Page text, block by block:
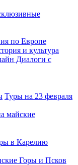
по Европе
и культура
Диалоги с
Туры на 23 февраля
майские
в Карелию
Горы и Псков